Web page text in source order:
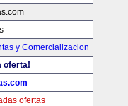
y Comercializacion
oferta!
ofertas